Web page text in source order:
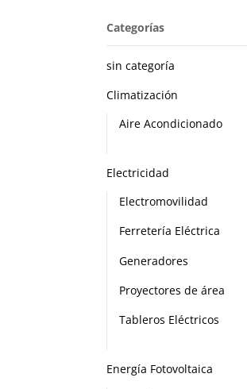
Categorías
sin categoría
Climatización
Aire Acondicionado
Electricidad
Electromovilidad
Ferretería Eléctrica
Generadores
Proyectores de área
Tableros Eléctricos
Energía Fotovoltaica